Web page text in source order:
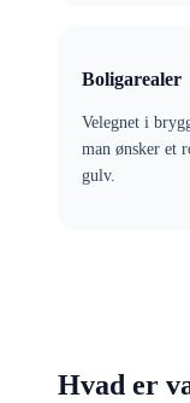
Boligarealer
Velegnet i
man ønsker et
gulv.
Hvad er